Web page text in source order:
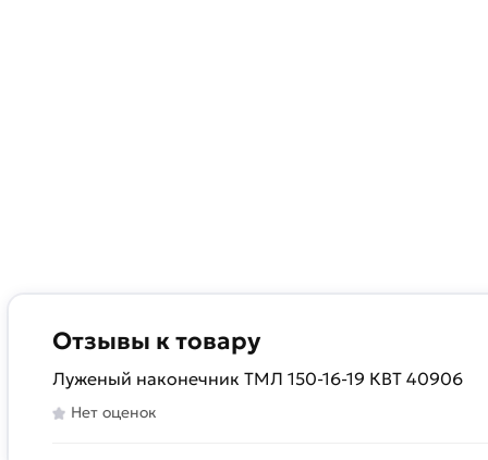
Отзывы к товару
Луженый наконечник ТМЛ 150-16-19 КВТ 40906
Нет оценок